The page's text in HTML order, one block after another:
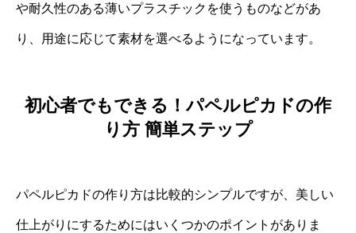
や耐久性のある薄いプラスチックを使うものなどがあ
り、用途に応じて素材を選べるようになっています。
初心者でもできる！パペルピカドの作
り方 簡単ステップ
パペルピカドの作り方は比較的シンプルですが、美しい
仕上がりにするためにはいくつかのポイントがありま